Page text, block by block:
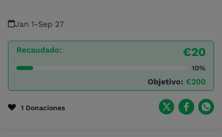
Jan 1-Sep 27
Recaudado: €20
10%
Objetivo: €200
1 Donaciones